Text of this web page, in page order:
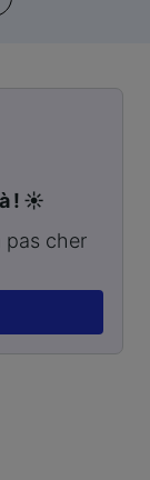
! ☀️
pas cher